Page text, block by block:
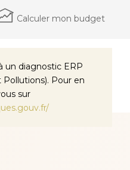
Calculer mon budget
un diagnostic ERP
Pour en
sur